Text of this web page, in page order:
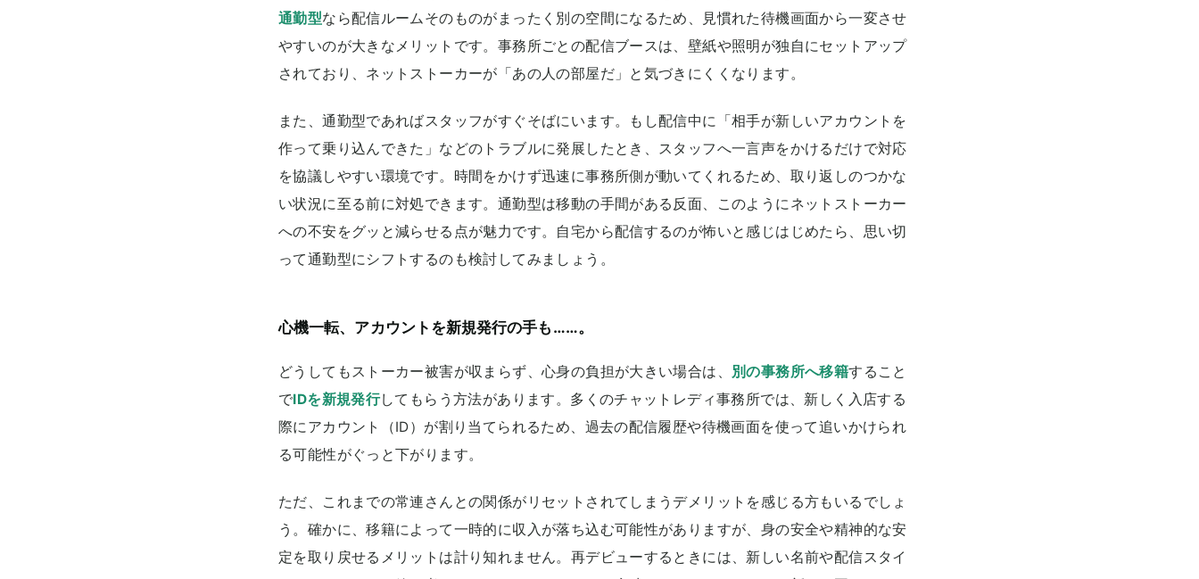
通勤型なら配信ルームそのものがまったく別の空間になるため、見慣れた待機画面から一変させ
やすいのが大きなメリットです。事務所ごとの配信ブースは、壁紙や照明が独自にセットアップ
されており、ネットストーカーが「あの人の部屋だ」と気づきにくくなります。
また、通勤型であればスタッフがすぐそばにいます。もし配信中に「相手が新しいアカウントを
作って乗り込んできた」などのトラブルに発展したとき、スタッフへ一言声をかけるだけで対応
を協議しやすい環境です。時間をかけず迅速に事務所側が動いてくれるため、取り返しのつかな
い状況に至る前に対処できます。通勤型は移動の手間がある反面、このようにネットストーカー
への不安をグッと減らせる点が魅力です。自宅から配信するのが怖いと感じはじめたら、思い切
って通勤型にシフトするのも検討してみましょう。
心機一転、アカウントを新規発行の手も……。
どうしてもストーカー被害が収まらず、心身の負担が大きい場合は、 別の事務所へ移籍すること
でIDを新規発行してもらう方法があります。多くのチャットレディ事務所では、新しく入店する
際にアカウント（ID）が割り当てられるため、過去の配信履歴や待機画面を使って追いかけられ
る可能性がぐっと下がります。
ただ、これまでの常連さんとの関係がリセットされてしまうデメリットを感じる方もいるでしょ
う。確かに、移籍によって一時的に収入が落ち込む可能性がありますが、身の安全や精神的な安
定を取り戻せるメリットは計り知れません。再デビューするときには、新しい名前や配信スタイ